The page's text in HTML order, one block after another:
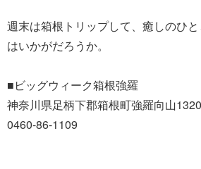
週末は箱根トリップして、癒しのひ
はいかがだろうか。
■ビッグウィーク箱根強羅
神奈川県足柄下郡箱根町強羅向山
0460-86-1109